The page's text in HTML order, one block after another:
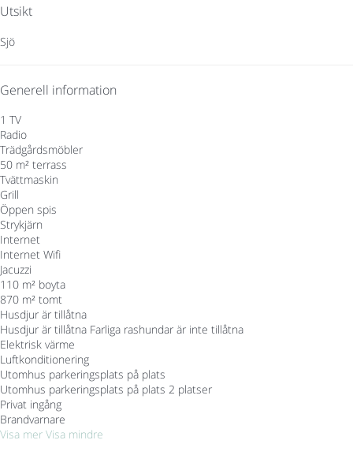
Utsikt
Sjö
Generell information
1 TV
Radio
Trädgårdsmöbler
50 m² terrass
Tvättmaskin
Grill
Öppen spis
Strykjärn
Internet
Internet Wifi
Jacuzzi
110 m² boyta
870 m² tomt
Husdjur är tillåtna
Husdjur är tillåtna Farliga rashundar är inte tillåtna
Elektrisk värme
Luftkonditionering
Utomhus parkeringsplats på plats
Utomhus parkeringsplats på plats 2 platser
Privat ingång
Brandvarnare
Visa mer Visa mindre